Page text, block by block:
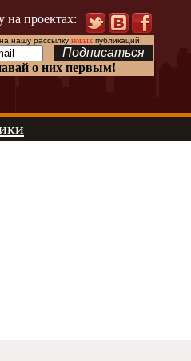
на проектах:
нашу рассылку новыхпубликаций!
о них первым!